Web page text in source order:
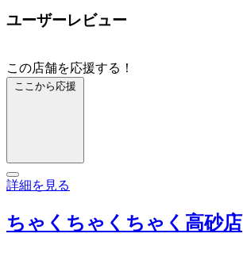
ユーザーレビュー
この店舗を応援する！
ここから応援
詳細を見る
ちゃくちゃくちゃく高砂店